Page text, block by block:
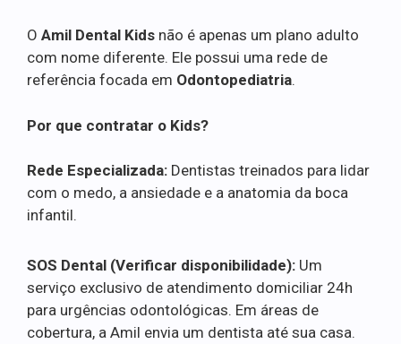
O Amil Dental Kids não é apenas um plano adulto
com nome diferente. Ele possui uma rede de
referência focada em Odontopediatria.
Por que contratar o Kids?
Rede Especializada: Dentistas treinados para lidar
com o medo, a ansiedade e a anatomia da boca
infantil.
SOS Dental (Verificar disponibilidade): Um
serviço exclusivo de atendimento domiciliar 24h
para urgências odontológicas. Em áreas de
cobertura, a Amil envia um dentista até sua casa.